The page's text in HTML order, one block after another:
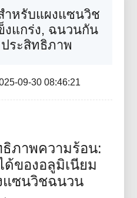
ำหรับแผงแซนวิช
แกร่ง, ฉนวนกัน
ระสิทธิภาพ
09-30 08:46:21
ภาพความร้อน:
ของอลูมิเนียม
แซนวิชฉนวน